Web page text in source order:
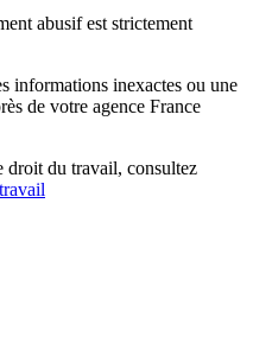
abusif est strictement
informations inexactes ou une
de votre agence France
droit du travail, consultez